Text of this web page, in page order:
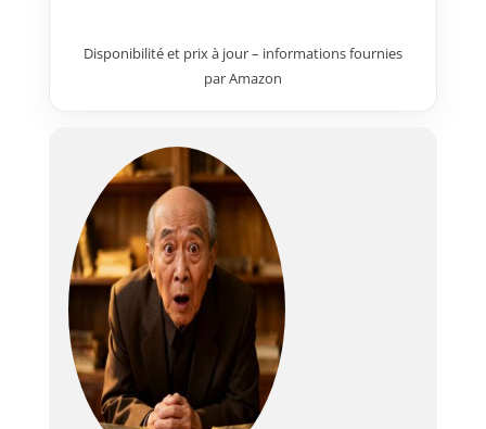
facilement en plantant les
piquets dans la terre Essentiel:
- Hauteur de vue env. 33 cm
Disponibilité et prix à jour – informations fournies
par Amazon